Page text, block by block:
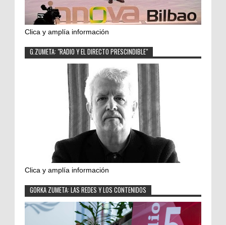
Clica y amplía información
G.ZUMETA: "RADIO Y EL DIRECTO PRESCINDIBLE"
Clica y amplía información
GORKA ZUMETA: LAS REDES Y LOS CONTENIDOS